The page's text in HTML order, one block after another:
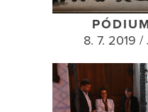
8. 7. 2019 /